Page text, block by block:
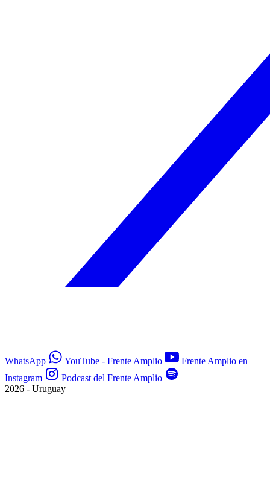
WhatsApp YouTube - Frente Amplio
Frente Amplio en
Instagram
Podcast del Frente Amplio
2026 - Uruguay